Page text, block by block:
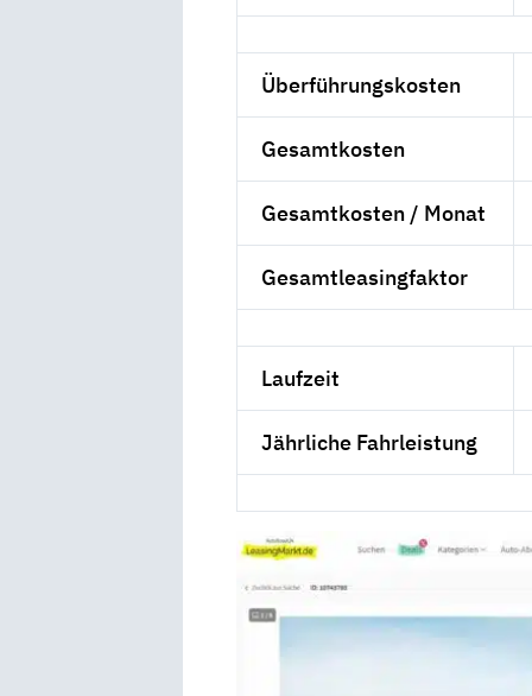
Überführungskosten
Gesamtkosten
Gesamtkosten / Monat
Gesamtleasingfaktor
Laufzeit
Jährliche Fahrleistung